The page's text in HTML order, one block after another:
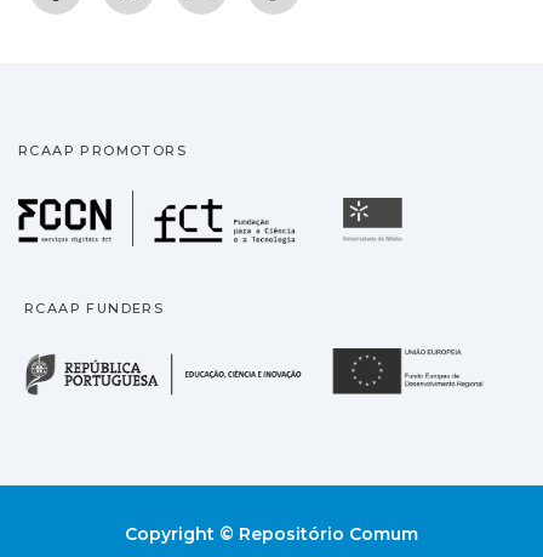
RCAAP PROMOTORS
Fundação para a
RCAAP FUNDERS
República Portuguesa
Copyright © Repositório Comum